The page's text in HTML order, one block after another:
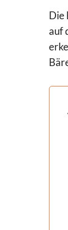
Die
auf